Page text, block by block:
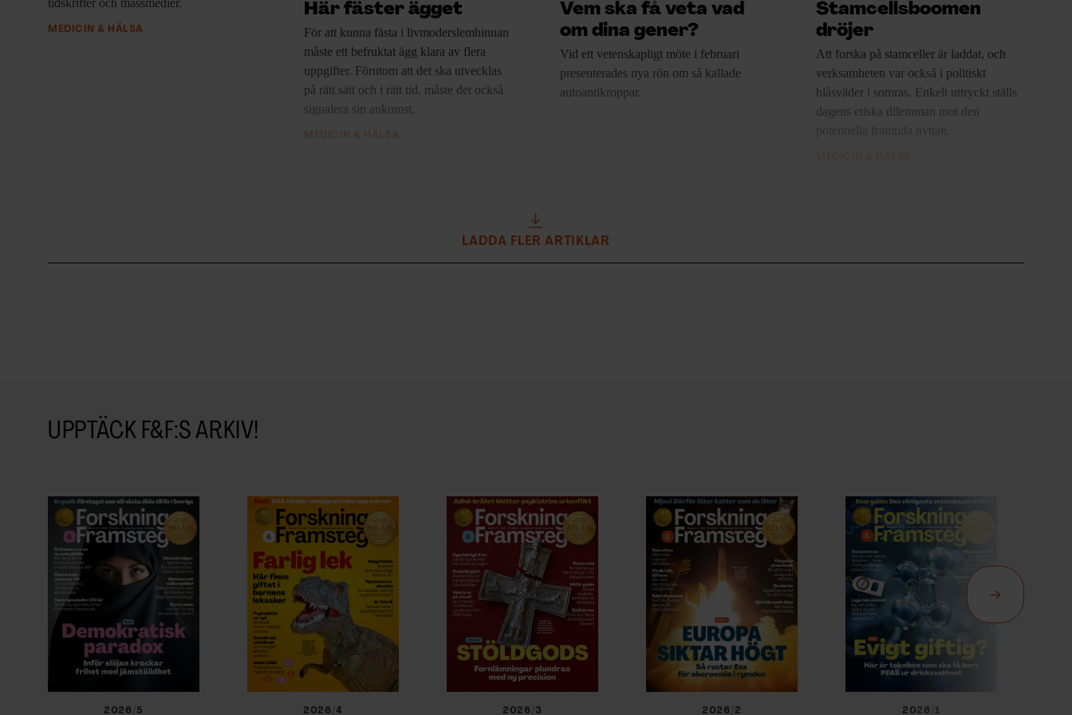
MEDICIN & HÄLSA
Här fäster ägget
För att kunna fästa i livmoderslemhinnan
måste ett befruktat ägg klara av flera
uppgifter. Förutom att det ska utvecklas
på rätt sätt och i rätt tid, måste det också
signalera sin ankomst.
MEDICIN & HÄLSA
Vem ska få veta vad
om dina gener?
Vid ett vetenskapligt möte i februari
presenterades nya rön om så kallade
autoantikroppar.
Stamcellsboomen
dröjer
Att forska på stamceller är laddat, och
verksamheten var också i politiskt
blåsväder i somras. Enkelt uttryckt ställs
dagens etiska dilemman mot den
potentiella framtida nyttan.
LADDA FLER ARTIKLAR
UPPTÄCK F&F:S ARKIV!
2026/5 2026/4 2026/3 2026/2 2026/1